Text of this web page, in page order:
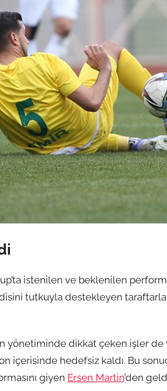
istenilen ve beklenilen
tutkuyla destekleyen
yönetiminde dikkat çeken işler de
içerisinde hedefsiz kaldı. Bu
giyen Ersen Martin’den